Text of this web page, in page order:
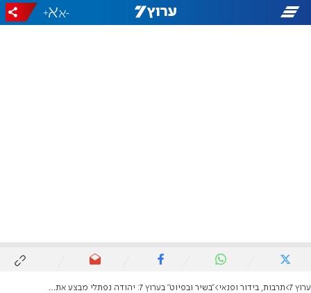
-
+
ערוץ 7 תרבות, בידור ופנאי "בשיר ובפיוט" בערוץ 7: יהודה נפתלי מבצע את "רפא צירי"